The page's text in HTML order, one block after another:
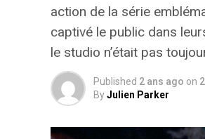
action de la série
captivé le public dans
le studio n’était pas
Published 2 ans ago on
ByJulien Parker